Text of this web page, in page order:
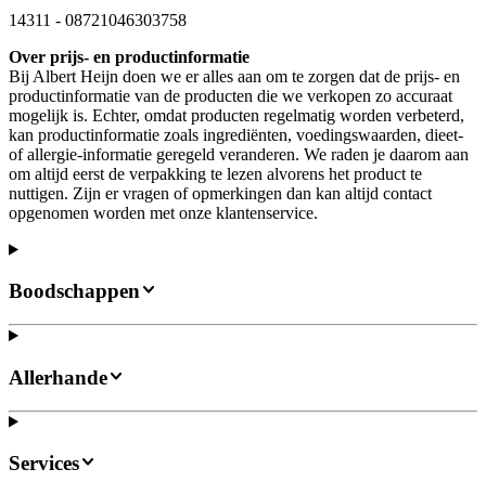
14311 - 08721046303758
Over prijs- en productinformatie
Bij Albert Heijn doen we er alles aan om te zorgen dat de prijs- en
productinformatie van de producten die we verkopen zo accuraat
mogelijk is. Echter, omdat producten regelmatig worden verbeterd,
kan productinformatie zoals ingrediënten, voedingswaarden, dieet-
of allergie-informatie geregeld veranderen. We raden je daarom aan
om altijd eerst de verpakking te lezen alvorens het product te
nuttigen. Zijn er vragen of opmerkingen dan kan altijd contact
opgenomen worden met onze klantenservice.
Boodschappen
Allerhande
Services